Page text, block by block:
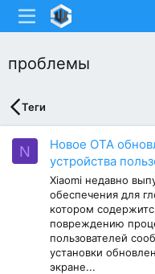
проблемы
Теги
N
Новое OTA
устройства
Xiaomi недавно
обеспечения для
котором
повреждению
пользователей
установки
экране...